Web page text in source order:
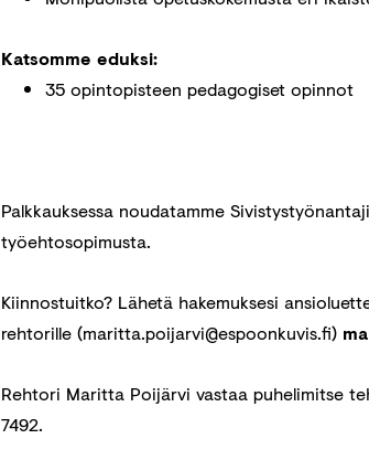
Katsomme eduksi:
35 opintopisteen pedagogiset opinnot
Palkkauksessa noudatamme
työehtosopimusta.
Kiinnostuitko? Lähetä hakemuksesi
rehtorille (maritta.poijarvi@espoonkuvis.fi)
Rehtori Maritta Poijärvi vastaa puhelimitse
7492.